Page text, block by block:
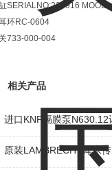
SERIALNO:227916
环RC-0604
733-000-004
相关产品
进口KNF隔膜泵
原装LAMBRECHT降水